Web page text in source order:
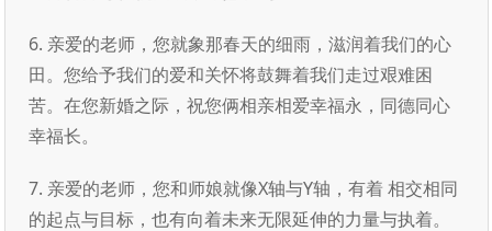
6. 亲爱的老师，您就象那春天的细雨，滋润着我们的心
田。您给予我们的爱和关怀将鼓舞着我们走过艰难困
苦。在您新婚之际，祝您俩相亲相爱幸福永，同德同心
幸福长。
7. 亲爱的老师，您和师娘就像X轴与Y轴，有着 相交相同
的起点与目标，也有向着未来无限延伸的力量与执着。